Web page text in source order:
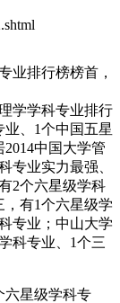
业排行榜榜首，
学学科专业排行
、1个中国五星
中国大学管
专业实力最强、
2个六星级学科
有1个六星级学
专业；中山大学
科专业、1个三
六星级学科专